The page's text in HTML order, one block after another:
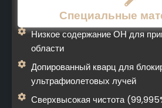
Специальные
Низкое содержание ОН для
области
Допированный кварц для
ультрафиолетовых лучей
Сверхвысокая чистота